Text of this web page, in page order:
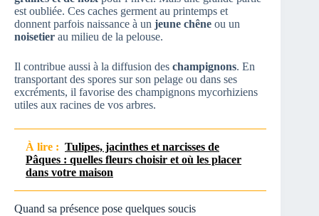
est oubliée. Ces caches germent au printemps et
donnent parfois naissance à un jeune chêne ou un
noisetier au milieu de la pelouse.
Il contribue aussi à la diffusion des champignons. En
transportant des spores sur son pelage ou dans ses
excréments, il favorise des champignons mycorhiziens
utiles aux racines de vos arbres.
À lire : Tulipes, jacinthes et narcisses de
Pâques : quelles fleurs choisir et où les placer
dans votre maison
Quand sa présence pose quelques soucis